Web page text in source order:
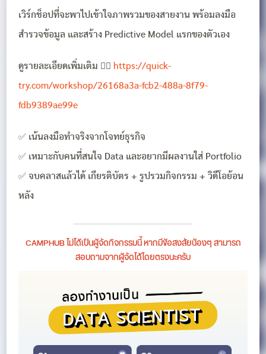
เวิร์กช็อปที่จะพาไปเข้าใจภาพรวมของสายงาน พร้อมลงมือ
สำรวจข้อมูล และสร้าง Predictive Model แรกของตัวเอง
ดูรายละเอียดเพิ่มเติม 👉🏻 https://quick-
try.com/workshop/26168a3a-fcb2-488a-8f79-
fdb9389ae99e
✅ เน้นลงมือทำจริงจากโจทย์ธุรกิจ
✅ เหมาะกับคนที่สนใจ Data และอยากมีผลงานใส่ Portfolio
✅ จบคลาสแล้วได้ เกียรติบัตร + รูปรวมกิจกรรม + วิดีโอย้อน
หลัง
CAMPHUB ไม่ได้เป็นผู้จัดกิจกรรมนี้ หากมีข้อสงสัยน้องๆ สามารถ
สอบถามจากผู้จัดได้โดยตรงนะครับ